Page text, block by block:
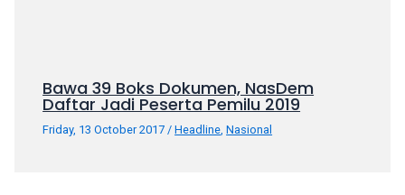
Bawa 39 Boks Dokumen, NasDem
Daftar Jadi Peserta Pemilu 2019
Friday, 13 October 2017/Headline,Nasional